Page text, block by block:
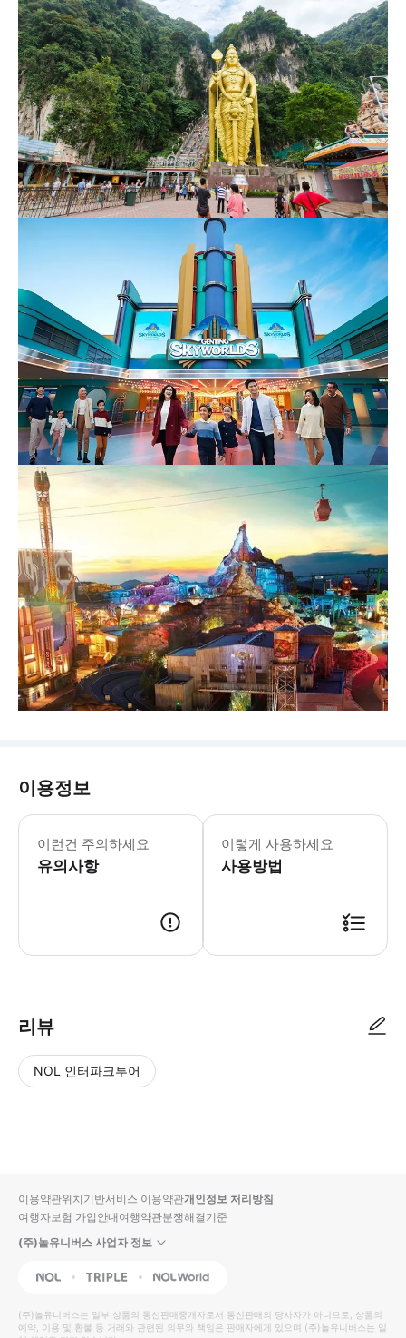
이용정보
이런건 주의하세요
유의사항
타이푸삼 축제로 인해 2025년 2월 8
겐팅 스카이월드 테마파크 티켓 월요
* 새롭게 개장한 겐팅 스카이월드 테
이렇게 사용하세요
사용방법
리뷰
NOL 인터파크투어
입니
다.
높
은
사
동
영
순
상
이용약관위치기반서비스 이용약관개인정보 처리방침
여행자보험 가입안내여행약관분쟁해결기준
(주)놀유니버스 사업자 정보
NOL Triple Interpark Global
(주)놀유니버스는 일부 상품의 통신판매중개자로서 통신판매의 당사자가 아니므로, 상품의
예약, 이용 및 환불 등 거래와 관련된 의무와 책임은 판매자에게 있으며 (주)놀유니버스는 일